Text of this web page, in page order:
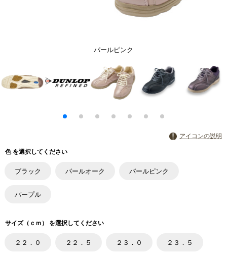
パールピンク
アイコンの説明
色 を選択してください
ブラック パールオーク パールピンク
パープル
サイズ（ｃｍ） を選択してください
２２．０ ２２．５ ２３．０ ２３．５